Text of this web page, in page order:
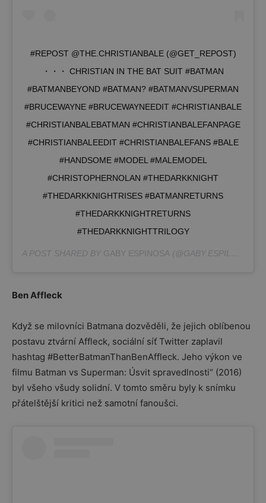
#REPOST @THE.CHRISTIANBALE (@GET_REPOST)
・・・ CHRISTIAN IN THE BAT SUIT #BATMAN
#BATMANBEYOND #BATMAN? #BATMANVSUPERMAN
#BRUCEWAYNE #BRUCEWAYNEEDIT #CHRISTIANBALE
#CHRISTIANBALEBATMAN #CHRISTIANBALEFANPAGE
#CHRISTIANBALEEDIT #CHRISTIANBALEFANS #BALE
#HANDSOME #MODEL #MALEMODEL
#CHRISTOPHERNOLAN #THEDARKKNIGHT
#THEDARKKNIGHTRISES #BATMANRETURNS
#THEDARKKNIGHTRETURNS
#THEDARKKNIGHTTRILOGY
A POST SHARED BY GABY ESPINOSA (@GABY.ESPILUNA) ON
Ben Affleck
Když se milovníci Batmana dozvěděli, že jejich oblíbenou
postavu ztvární Affleck, sociální síť Twitter zaplavil
hashtag #BetterBatmanThanBenAffleck. Jeho výkon ve
filmu Batman vs Superman: Úsvit spravedlnosti“ (2016)
byl všeho všudy solidní. V tomto směru byly k snímku
přátelštější kritici než samotní fanoušci.